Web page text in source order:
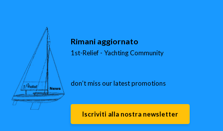
Rimani aggiornato
1st-Relief - Yachting Community
don’t miss our latest promotions
Iscriviti alla nostra newsletter